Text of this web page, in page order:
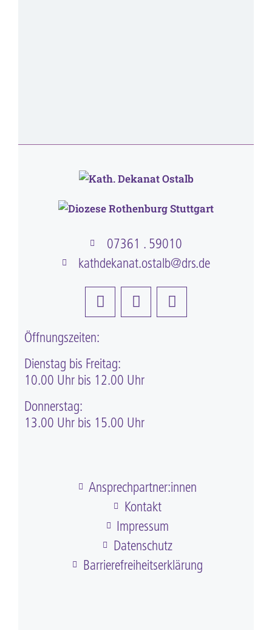
07361 . 59010
kathdekanat.ostalb@drs.de
Öffnungszeiten:
Dienstag bis Freitag:
10.00 Uhr bis 12.00 Uhr
Donnerstag:
13.00 Uhr bis 15.00 Uhr
Ansprechpartner:innen
Kontakt
Impressum
Datenschutz
Barriere­frei­heits­erklärung